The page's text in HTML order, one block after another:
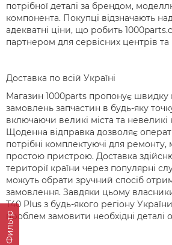
Фильтр
потрібної деталі за брендом,
компонента. Покупці відзначають
адекватні ціни, що робить
партнером для сервісних центрів
Доставка по всій Україні
Магазин 1000parts пропонує швидку
замовлень запчастин в будь-яку
включаючи великі міста та невеликі
Щоденна відправка дозволяє
потрібні комплектуючі для ремонту,
простою пристрою. Доставка
території країни через популярні
можуть обрати зручний спосіб
замовлення. Завдяки цьому
T40 Plus з будь-якого регіону
проблем замовити необхідні деталі